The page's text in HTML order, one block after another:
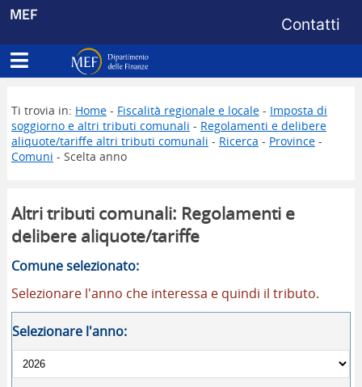
MEF Menu di
Contatti
Apri menu principale
Dipartimento delle Finanze
Ti trovia in: Home- Fiscalità regionale e locale- Imposta di
soggiorno e altri tributi comunali - Regolamenti e delibere
aliquote/tariffe altri tributi comunali - Ricerca - Province-
Comuni - Scelta anno
Altri tributi comunali: Regolamenti e
delibere aliquote/tariffe
Comune selezionato:
Selezionare l'anno che interessa e quindi il tributo.
Selezionare l'anno: